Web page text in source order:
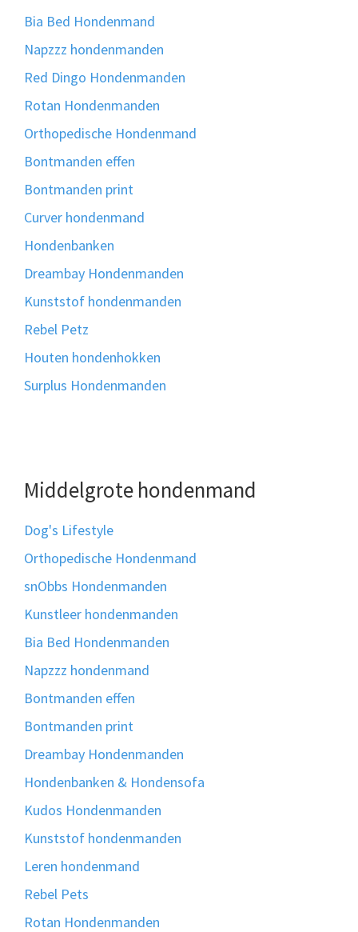
Bia Bed Hondenmand
Napzzz hondenmanden
Red Dingo Hondenmanden
Rotan Hondenmanden
Orthopedische Hondenmand
Bontmanden effen
Bontmanden print
Curver hondenmand
Hondenbanken
Dreambay Hondenmanden
Kunststof hondenmanden
Rebel Petz
Houten hondenhokken
Surplus Hondenmanden
Middelgrote hondenmand
Dog's Lifestyle
Orthopedische Hondenmand
snObbs Hondenmanden
Kunstleer hondenmanden
Bia Bed Hondenmanden
Napzzz hondenmand
Bontmanden effen
Bontmanden print
Dreambay Hondenmanden
Hondenbanken & Hondensofa
Kudos Hondenmanden
Kunststof hondenmanden
Leren hondenmand
Rebel Pets
Rotan Hondenmanden